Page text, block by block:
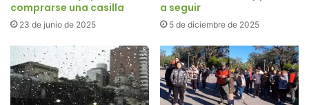
comprarse una casilla
23 de junio de 2025
a seguir
5 de diciembre de 2025